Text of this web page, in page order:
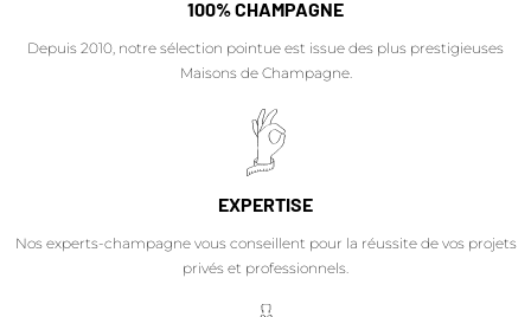
100% CHAMPAGNE
Depuis 2010, notre sélection pointue est issue des plus prestigieuses
Maisons de Champagne.
EXPERTISE
Nos experts-champagne vous conseillent pour la réussite de vos projets
privés et professionnels.